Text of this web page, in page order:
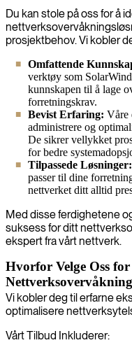
Vi kan umiddelbart starte
våre erfarne arkitekter som
kickstarter
Du kan stole på oss for å
prosjektbehov. Vi kobler
Omfattende
verktøy som
kunnskapen til å lage
forretningskrav.
Bevist Erfaring: Våre
administrere og
De sikrer vellykket
for bedre
Tilpassede Løsninger:
passer til dine
nettverket ditt alltid
Med disse ferdighetene
suksess for ditt
ekspert fra vårt nettverk.
Hvorfor Velge Oss
Vi kobler deg til erfarne
optimalisere
Vårt Tilbud Inkluderer: